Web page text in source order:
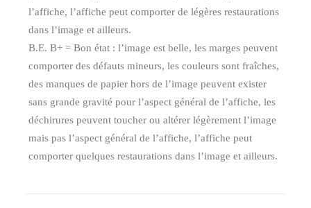
l’affiche, l’affiche peut comporter de légères restaurations
dans l’image et ailleurs.
B.E. B+ = Bon état : l’image est belle, les marges peuvent
comporter des défauts mineurs, les couleurs sont fraîches,
des manques de papier hors de l’image peuvent exister
sans grande gravité pour l’aspect général de l’affiche, les
déchirures peuvent toucher ou altérer légèrement l’image
mais pas l’aspect général de l’affiche, l’affiche peut
comporter quelques restaurations dans l’image et ailleurs.